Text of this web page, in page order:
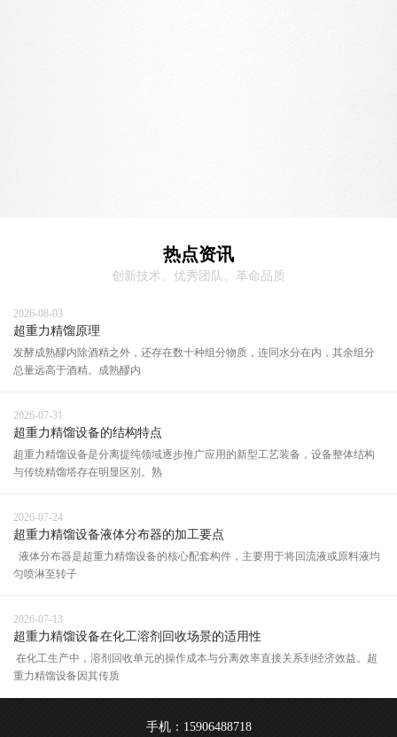
热点资讯
创新技术、优秀团队、革命品质
2026-08-03
超重力精馏原理
发酵成熟醪内除酒精之外，还存在数十种组分物质，连同水分在内，其余组分
总量远高于酒精。成熟醪内
2026-07-31
超重力精馏设备的结构特点
超重力精馏设备是分离提纯领域逐步推广应用的新型工艺装备，设备整体结构
与传统精馏塔存在明显区别。熟
2026-07-24
超重力精馏设备液体分布器的加工要点
液体分布器是超重力精馏设备的核心配套构件，主要用于将回流液或原料液均
匀喷淋至转子
2026-07-13
超重力精馏设备在化工溶剂回收场景的适用性
在化工生产中，溶剂回收单元的操作成本与分离效率直接关系到经济效益。超
重力精馏设备因其传质
手机：15906488718